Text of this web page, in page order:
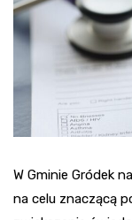
W Gminie Gródek
na celu znaczącą